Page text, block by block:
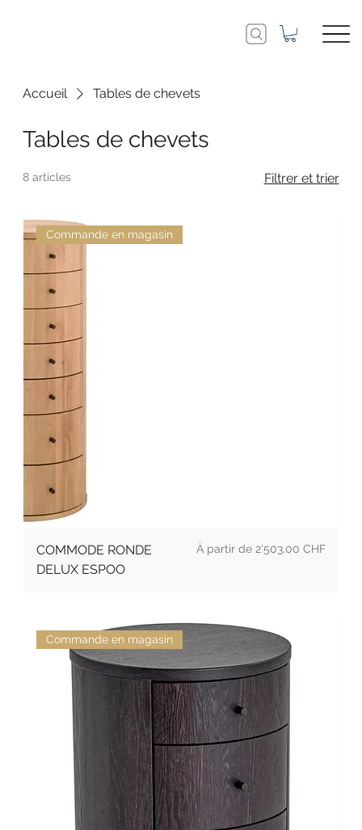
Accueil Tables de chevets
Tables de chevets
8 articles Filtrer et trier
Commande en magasin
COMMODE RONDE
DELUX ESPOO
Prix 2'503.00 CHF
Commande en magasin